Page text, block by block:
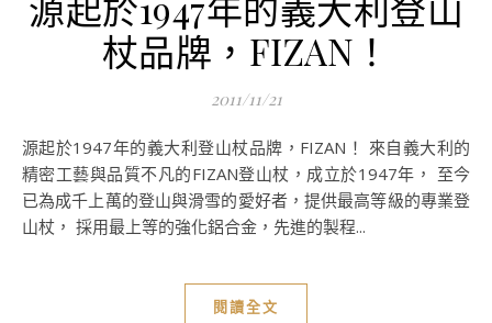
杖品牌，FIZAN！
2011/11/21
源起於1947年的義大利登山杖品牌，FIZAN！ 來自義大利的
精密工藝與品質不凡的FIZAN登山杖，成立於1947年， 至今
已為成千上萬的登山與滑雪的愛好者，提供最高等級的專業登
山杖， 採用最上等的強化鋁合金，先進的製程...
閱讀全文